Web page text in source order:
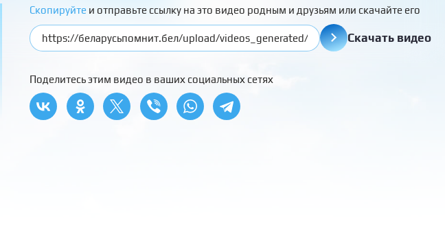
Скопируйте и отправьте ссылку на это видео родным и друзьям или скачайте его
Скачать видео
Поделитесь этим видео в ваших социальных сетях